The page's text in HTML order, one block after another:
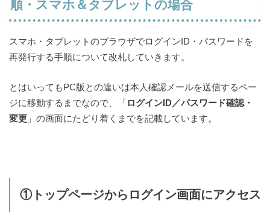
順・スマホ＆タブレットの場合
スマホ・タブレットのブラウザでログインID・パスワードを
再発行する手順について改札していきます。
とはいってもPC版との違いは本人確認メールを送信するペー
ジに移動するまでなので、「ログインID／パスワード確認・
変更 」の画面にたどり着くまでを記載しています。
①トップページからログイン画面にアクセス